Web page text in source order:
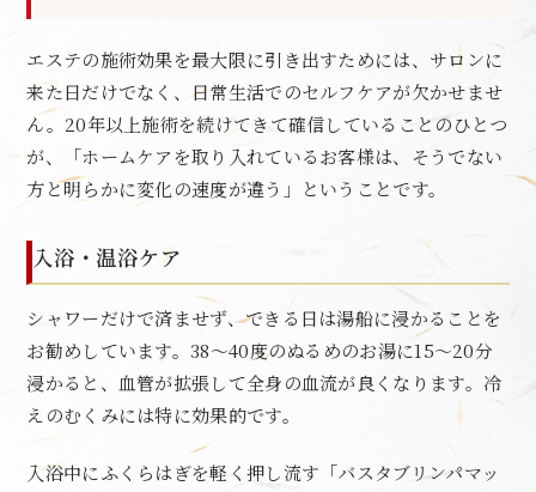
エステの施術効果を最大限に引き出すためには、サロンに
来た日だけでなく、日常生活でのセルフケアが欠かせませ
ん。20年以上施術を続けてきて確信していることのひとつ
が、「ホームケアを取り入れているお客様は、そうでない
方と明らかに変化の速度が違う」ということです。
入浴・温浴ケア
シャワーだけで済ませず、できる日は湯船に浸かることを
お勧めしています。38〜40度のぬるめのお湯に15〜20分
浸かると、血管が拡張して全身の血流が良くなります。冷
えのむくみには特に効果的です。
入浴中にふくらはぎを軽く押し流す「バスタブリンパマッ